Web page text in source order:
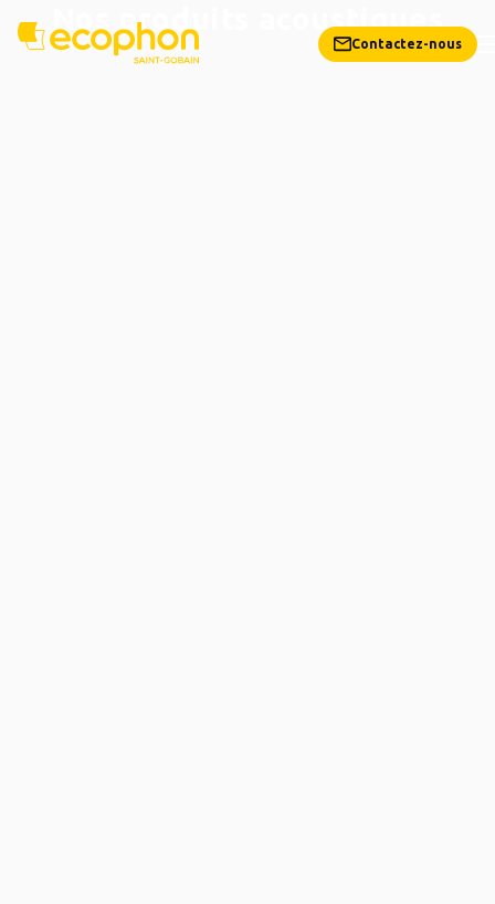
Contactez-nous
Nos produits acoustiques